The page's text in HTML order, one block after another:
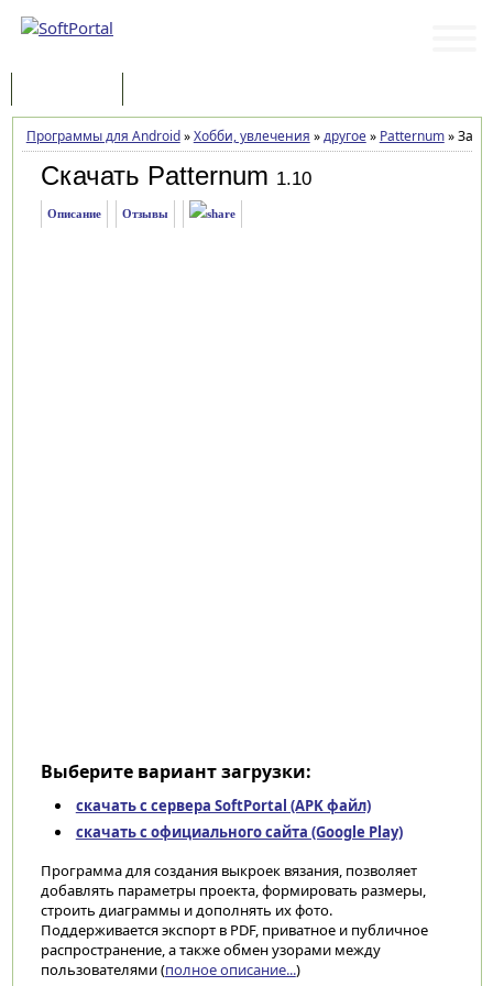
Программы для Android»Хобби, увлечения »другое» Patternum»
Скачать Patternum 1.10
Описание Отзывы
Выберите вариант загрузки:
скачать с сервера SoftPortal (APK файл)
скачать с официального сайта (Google Play)
Программа для создания выкроек вязания, позволяет
добавлять параметры проекта, формировать размеры,
строить диаграммы и дополнять их фото.
Поддерживается экспорт в PDF, приватное и публичное
распространение, а также обмен узорами между
пользователями (полное описание...)